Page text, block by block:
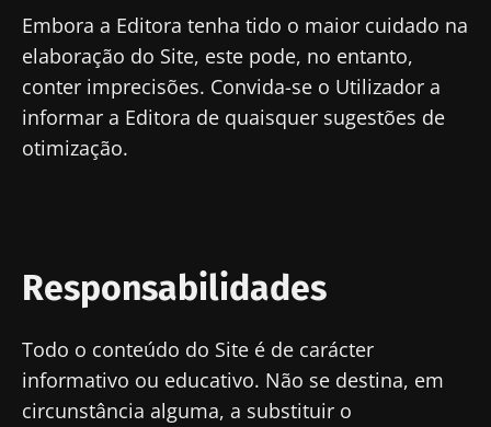
Embora a Editora tenha tido o maior cuidado na
elaboração do Site, este pode, no entanto,
conter imprecisões. Convida-se o Utilizador a
informar a Editora de quaisquer sugestões de
otimização.
Responsabilidades
Todo o conteúdo do Site é de carácter
informativo ou educativo. Não se destina, em
circunstância alguma, a substituir o